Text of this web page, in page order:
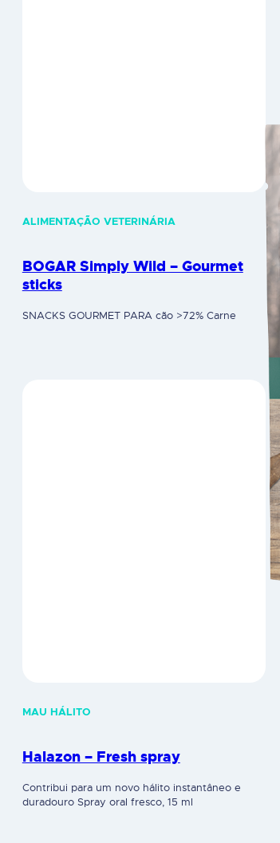
ALIMENTAÇÃO VETERINÁRIA
BOGAR Simply Wild – Gourmet
sticks
SNACKS GOURMET PARA cão >72% Carne
MAU HÁLITO
Halazon – Fresh spray
Contribui para um novo hálito instantâneo e
duradouro Spray oral fresco, 15 ml